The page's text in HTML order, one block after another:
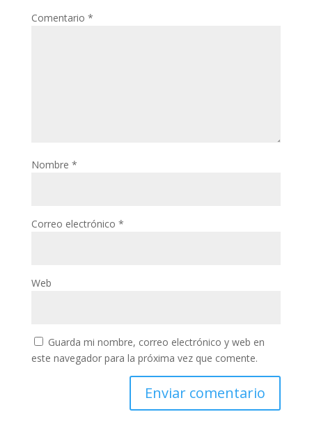
Comentario *
Nombre *
Correo electrónico *
Web
Guarda mi nombre, correo electrónico y web en
este navegador para la próxima vez que comente.